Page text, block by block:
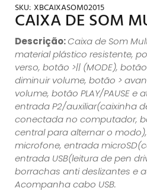
SKU: XBCAIXASOM02015
CAIXA DE SOM
Descrição:Caixa de Som
material plástico resistente,
verso, botão >|| (MODE),
diminuir volume, botão >
volume, botão PLAY/PAUSE
entrada P2/auxiliar(caixinha
conectada no computador,
central para alternar o
microfone, entrada
entrada USB(leitura de pen
borrachas anti deslizantes e
Acompanha cabo USB.